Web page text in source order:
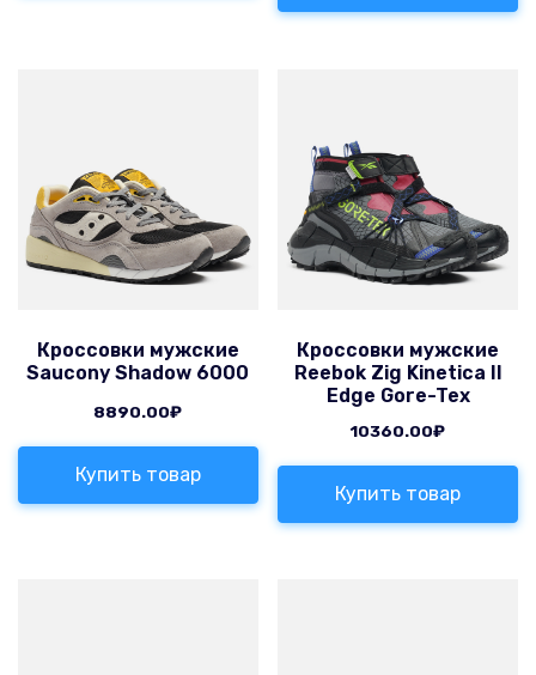
Кроссовки мужские
Saucony Shadow 6000
8890.00₽
Купить товар
Кроссовки мужские
Reebok Zig Kinetica II
Edge Gore-Tex
10360.00₽
Купить товар